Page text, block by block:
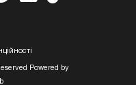
Powered by